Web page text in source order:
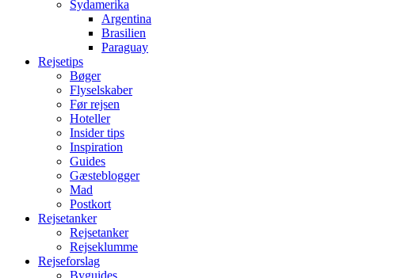
Sydamerika
Argentina
Brasilien
Paraguay
Rejsetips
Bøger
Flyselskaber
Før rejsen
Hoteller
Insider tips
Inspiration
Guides
Gæsteblogger
Mad
Postkort
Rejsetanker
Rejsetanker
Rejseklumme
Rejseforslag
Byguides